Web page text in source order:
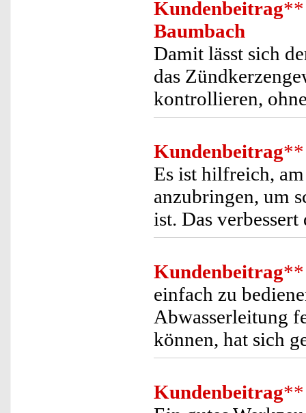
Kundenbeitrag**
Baumbach
Damit lässt sich
das
kontrollieren,
Kundenbeitrag**
Es ist hilfreich,
anzubringen, um
ist. Das
Kundenbeitrag**
einfach zu
Abwasserleitung
können, hat sich
Kundenbeitrag**